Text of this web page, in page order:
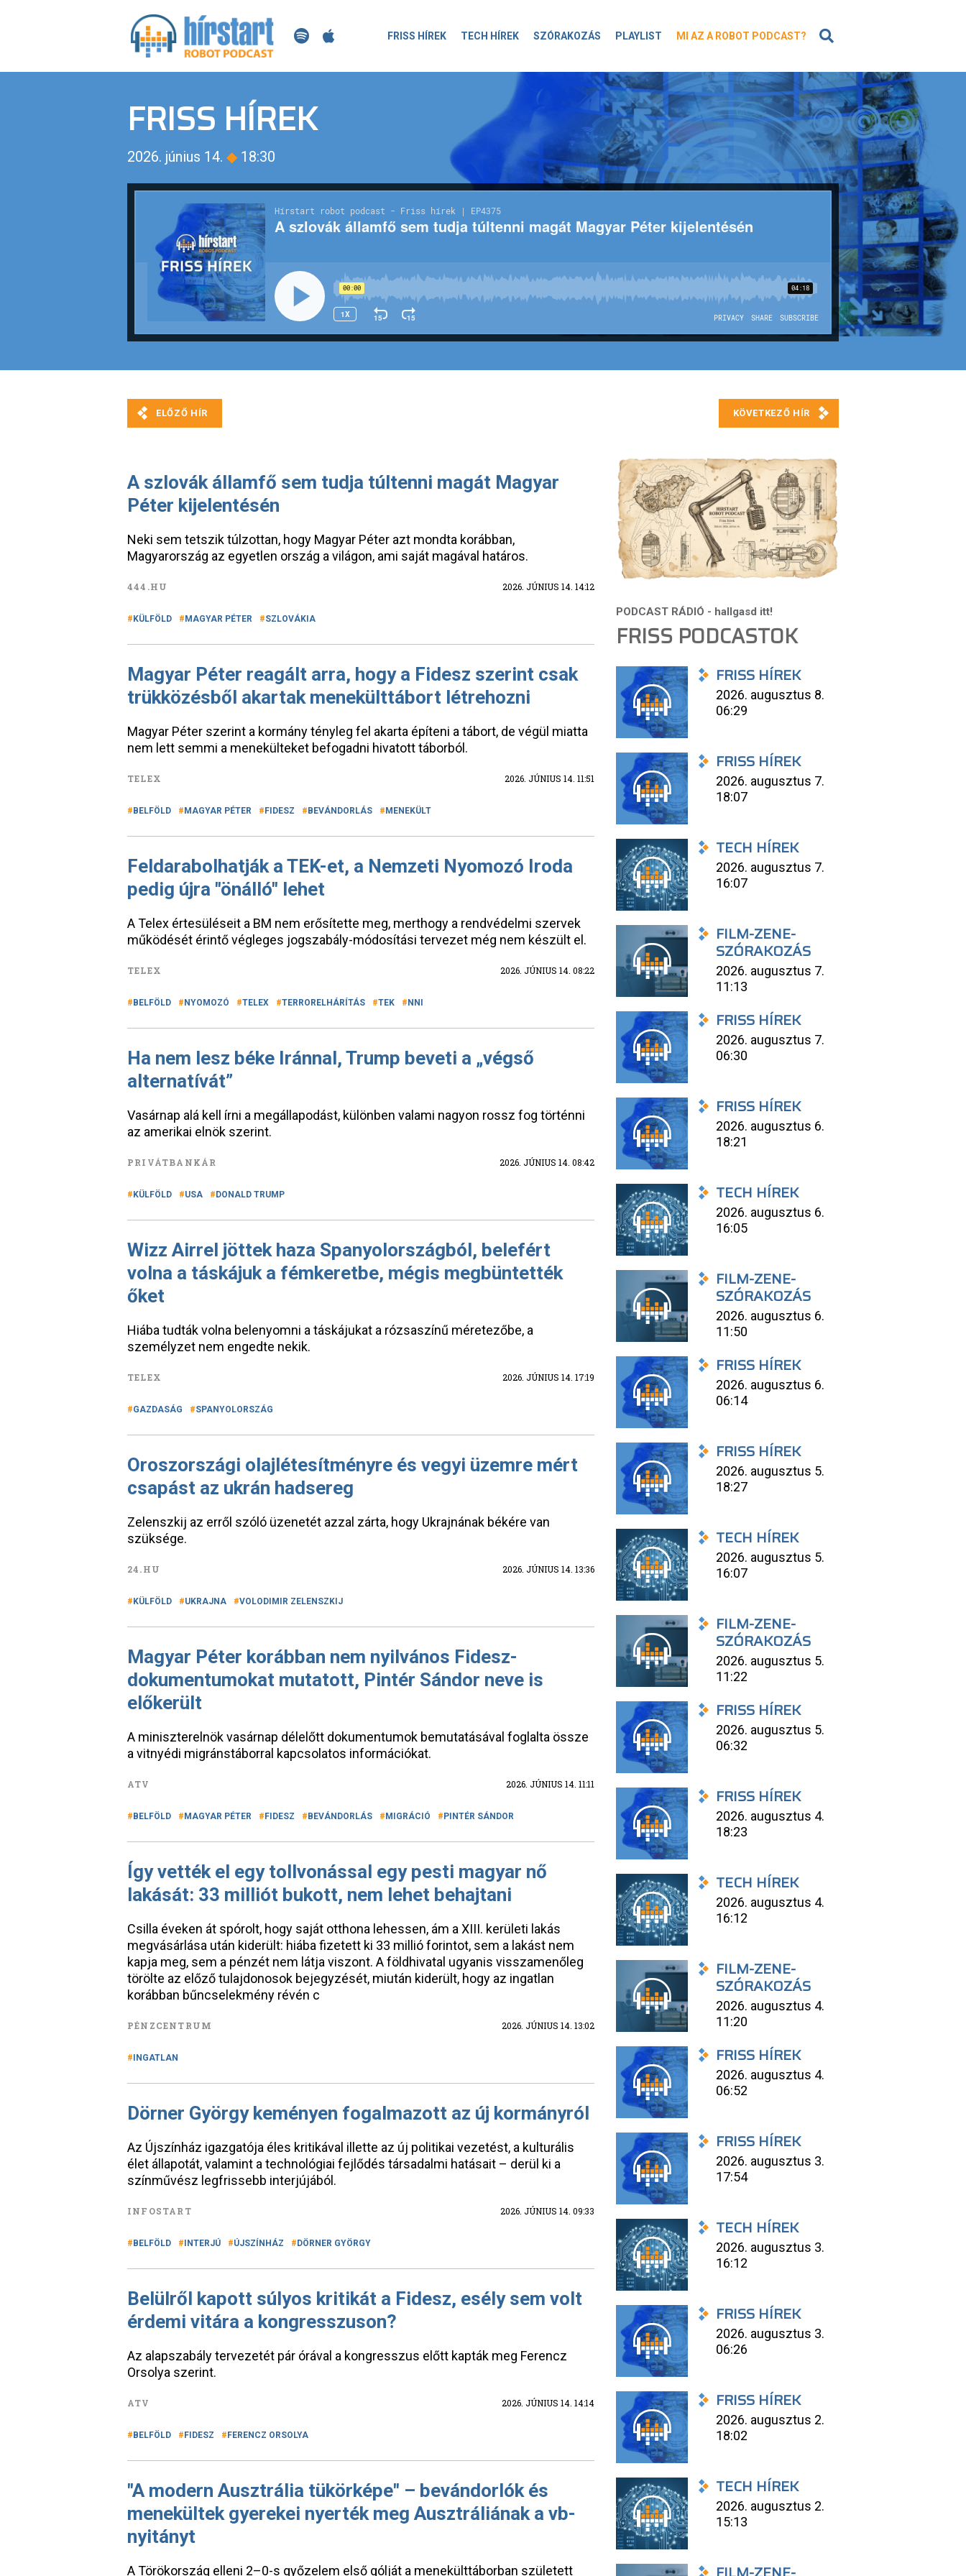
FRISS HÍREK TECH HÍREK SZÓRAKOZÁS PLAYLIST MI AZ A ROBOT PODCAST?
FRISS HÍREK
2026. június 14. ◆ 18:30
A szlovák államfő sem tudja túltenni magát Magyar
Péter kijelentésén
Neki sem tetszik túlzottan, hogy Magyar Péter azt mondta korábban,
Magyarország az egyetlen ország a világon, ami saját magával határos.
444.HU 2026. JÚNIUS 14. 14:12
KÜLFÖLD MAGYAR PÉTER SZLOVÁKIA
Magyar Péter reagált arra, hogy a Fidesz szerint csak
trükközésből akartak menekülttábort létrehozni
Magyar Péter szerint a kormány tényleg fel akarta építeni a tábort, de végül miatta
nem lett semmi a menekülteket befogadni hivatott táborból.
TELEX 2026. JÚNIUS 14. 11:51
BELFÖLD MAGYAR PÉTER FIDESZ BEVÁNDORLÁS MENEKÜLT
Feldarabolhatják a TEK-et, a Nemzeti Nyomozó Iroda
pedig újra "önálló" lehet
A Telex értesüléseit a BM nem erősítette meg, merthogy a rendvédelmi szervek
működését érintő végleges jogszabály-módosítási tervezet még nem készült el.
TELEX 2026. JÚNIUS 14. 08:22
BELFÖLD NYOMOZÓ TELEX TERRORELHÁRÍTÁS TEK NNI
Ha nem lesz béke Iránnal, Trump beveti a „végső
alternatívát”
Vasárnap alá kell írni a megállapodást, különben valami nagyon rossz fog történni
az amerikai elnök szerint.
PRIVÁTBANKÁR 2026. JÚNIUS 14. 08:42
KÜLFÖLD USA DONALD TRUMP
Wizz Airrel jöttek haza Spanyolországból, belefért
volna a táskájuk a fémkeretbe, mégis megbüntették
őket
Hiába tudták volna belenyomni a táskájukat a rózsaszínű méretezőbe, a
személyzet nem engedte nekik.
TELEX 2026. JÚNIUS 14. 17:19
GAZDASÁG SPANYOLORSZÁG
Oroszországi olajlétesítményre és vegyi üzemre mért
csapást az ukrán hadsereg
Zelenszkij az erről szóló üzenetét azzal zárta, hogy Ukrajnának békére van
szüksége.
24.HU 2026. JÚNIUS 14. 13:36
KÜLFÖLD UKRAJNA VOLODIMIR ZELENSZKIJ
Magyar Péter korábban nem nyilvános Fidesz-
dokumentumokat mutatott, Pintér Sándor neve is
előkerült
A miniszterelnök vasárnap délelőtt dokumentumok bemutatásával foglalta össze
a vitnyédi migránstáborral kapcsolatos információkat.
ATV 2026. JÚNIUS 14. 11:11
BELFÖLD MAGYAR PÉTER FIDESZ BEVÁNDORLÁS MIGRÁCIÓ PINTÉR SÁNDOR
Így vették el egy tollvonással egy pesti magyar nő
lakását: 33 milliót bukott, nem lehet behajtani
Csilla éveken át spórolt, hogy saját otthona lehessen, ám a XIII. kerületi lakás
megvásárlása után kiderült: hiába fizetett ki 33 millió forintot, sem a lakást nem
kapja meg, sem a pénzét nem látja viszont. A földhivatal ugyanis visszamenőleg
törölte az előző tulajdonosok bejegyzését, miután kiderült, hogy az ingatlan
korábban bűncselekmény révén c
PÉNZCENTRUM 2026. JÚNIUS 14. 13:02
INGATLAN
Dörner György keményen fogalmazott az új kormányról
Az Újszínház igazgatója éles kritikával illette az új politikai vezetést, a kulturális
élet állapotát, valamint a technológiai fejlődés társadalmi hatásait – derül ki a
színművész legfrissebb interjújából.
INFOSTART 2026. JÚNIUS 14. 09:33
BELFÖLD INTERJÚ ÚJSZÍNHÁZ DÖRNER GYÖRGY
Belülről kapott súlyos kritikát a Fidesz, esély sem volt
érdemi vitára a kongresszuson?
Az alapszabály tervezetét pár órával a kongresszus előtt kapták meg Ferencz
Orsolya szerint.
ATV 2026. JÚNIUS 14. 14:14
BELFÖLD FIDESZ FERENCZ ORSOLYA
"A modern Ausztrália tükörképe" – bevándorlók és
menekültek gyerekei nyerték meg Ausztráliának a vb-
nyitányt
A Törökország elleni 2–0-s győzelem első gólját a menekülttáborban született
FRISS PODCASTOK
FRISS HÍREK
2026. augusztus 8.
06:29
FRISS HÍREK
2026. augusztus 7.
18:07
TECH HÍREK
2026. augusztus 7.
16:07
FILM-ZENE-
SZÓRAKOZÁS
2026. augusztus 7.
11:13
FRISS HÍREK
2026. augusztus 7.
06:30
FRISS HÍREK
2026. augusztus 6.
18:21
TECH HÍREK
2026. augusztus 6.
16:05
FILM-ZENE-
SZÓRAKOZÁS
2026. augusztus 6.
11:50
FRISS HÍREK
2026. augusztus 6.
06:14
FRISS HÍREK
2026. augusztus 5.
18:27
TECH HÍREK
2026. augusztus 5.
16:07
FILM-ZENE-
SZÓRAKOZÁS
2026. augusztus 5.
11:22
FRISS HÍREK
2026. augusztus 5.
06:32
FRISS HÍREK
2026. augusztus 4.
18:23
TECH HÍREK
2026. augusztus 4.
16:12
FILM-ZENE-
SZÓRAKOZÁS
2026. augusztus 4.
11:20
FRISS HÍREK
2026. augusztus 4.
06:52
FRISS HÍREK
2026. augusztus 3.
17:54
TECH HÍREK
2026. augusztus 3.
16:12
FRISS HÍREK
2026. augusztus 3.
06:26
FRISS HÍREK
2026. augusztus 2.
18:02
TECH HÍREK
2026. augusztus 2.
15:13